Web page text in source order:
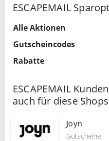
ESCAPEMAIL
Alle Aktionen
Gutscheincodes
Rabatte
ESCAPEMAIL
auch für diese Shops
Joyn
Gutscheine